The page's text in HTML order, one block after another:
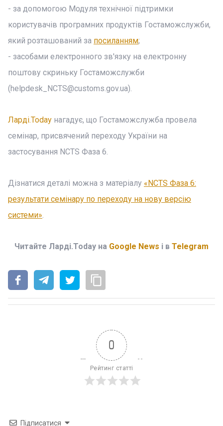
- за допомогою Модуля технічної підтримки
користувачів програмних продуктів Гостаможслужби,
який розташований за посиланням;
- засобами електронного зв'язку на електронну
поштову скриньку Гостаможслужби
(helpdesk_NCTS@customs.gov.ua).
Ларді.Today нагадує, що Гостаможслужба провела
семінар, присвячений переходу України на
застосування NCTS Фаза 6.
Дізнатися деталі можна з матеріалу «NCTS Фаза 6:
результати семінару по переходу на нову версію
системи».
Читайте Ларді.Today на Google News і в Telegram
0
Рейтинг статті
Підписатися